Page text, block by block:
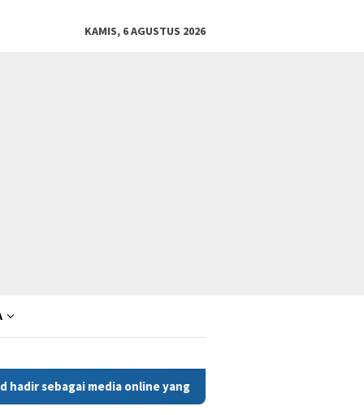
KAMIS, 6 AGUSTUS 2026
media online yang menyajikan berita cepat, faktual, dan